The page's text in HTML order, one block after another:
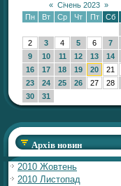
« Січень 2023 »
Пн
Вт Ср Чт Пт Сб
2
3 4 5 6 7
9
10 11 12 13 14
16
17 18 19 20 21
23
24 25 26 27 28
30
31
Архів новин
2010 Жовтень
2010 Листопад